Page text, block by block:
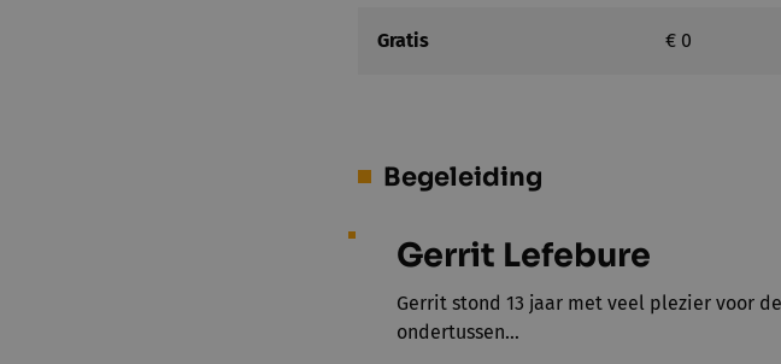
Gratis € 0
Begeleiding
Gerrit Lefebure
Gerrit stond 13 jaar met veel plezier voor
ondertussen…